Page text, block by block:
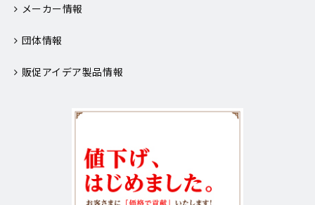
メーカー情報
団体情報
販促アイデア製品情報